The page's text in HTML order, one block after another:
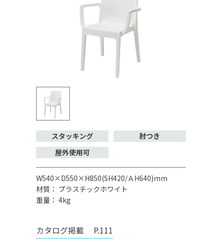
スタッキング
肘つき
屋外使用可
W540×D550×H850(SH420/ＡH640)mm
材質： プラスチックホワイト
重量： 4kg
カタログ掲載 P.111